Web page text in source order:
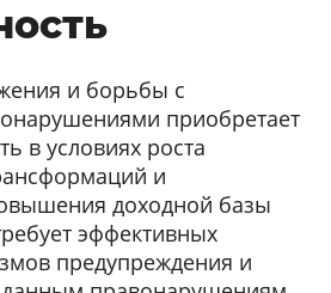
и борьбы с
приобретает
в условиях роста
и
доходной базы
эффективных
предупреждения и